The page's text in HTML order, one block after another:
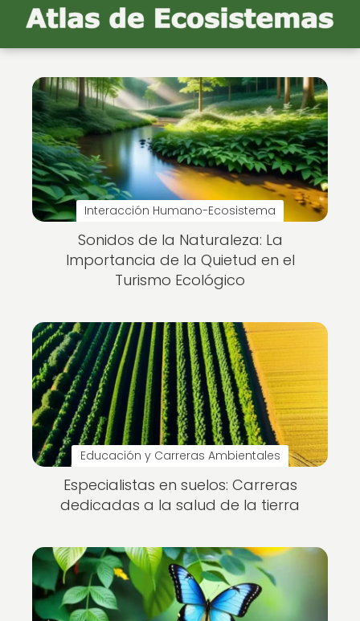
Interacción Humano-Ecosistema
Sonidos de la Naturaleza: La
Importancia de la Quietud en el
Turismo Ecológico
Educación y Carreras Ambientales
Especialistas en suelos: Carreras
dedicadas a la salud de la tierra